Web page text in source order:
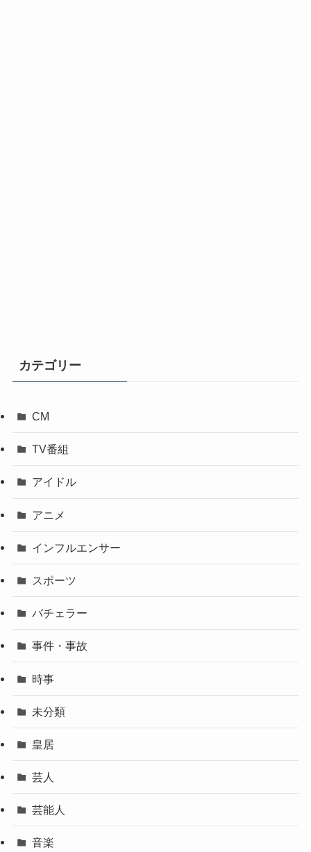
カテゴリー
CM
TV番組
アイドル
アニメ
インフルエンサー
スポーツ
バチェラー
事件・事故
時事
未分類
皇居
芸人
芸能人
音楽